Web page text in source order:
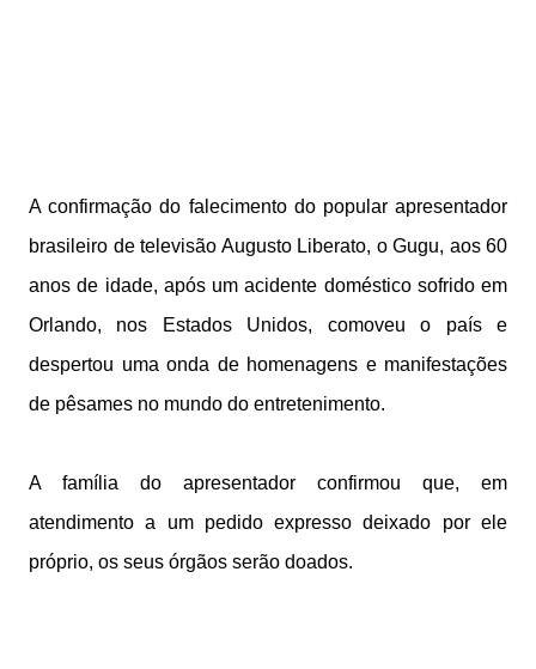
A confirmação do falecimento do popular apresentador
brasileiro de televisão Augusto Liberato, o Gugu, aos 60
anos de idade, após um acidente doméstico sofrido em
Orlando, nos Estados Unidos, comoveu o país e
despertou uma onda de homenagens e manifestações
de pêsames no mundo do entretenimento.
A família do apresentador confirmou que, em
atendimento a um pedido expresso deixado por ele
próprio, os seus órgãos serão doados.